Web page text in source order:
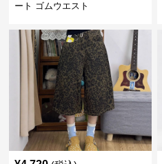
ート ゴムウエスト